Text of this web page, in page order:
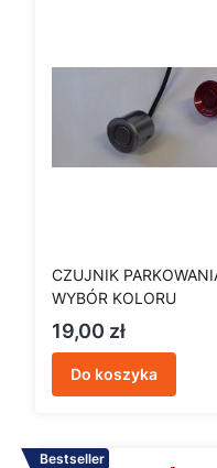
CZUJNIK
WYBÓR KOLORU
Cena
19,00 zł
Do koszyka
Bestseller